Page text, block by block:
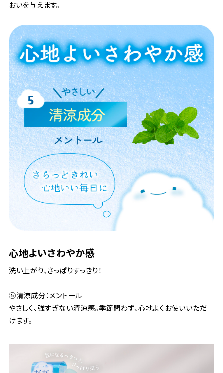
おいを与えます。
心地よいさわやか感
洗い上がり、さっぱりすっきり！
⑤清涼成分：メントール
やさしく、強すぎない清涼感。季節問わず、心地よくお使いいただ
けます。